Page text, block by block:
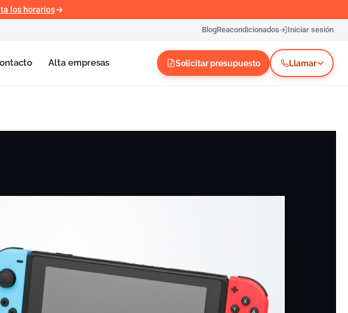
los horarios
BlogReacondicionados Iniciar sesión
Alta empresas Solicitar presupuesto Llamar